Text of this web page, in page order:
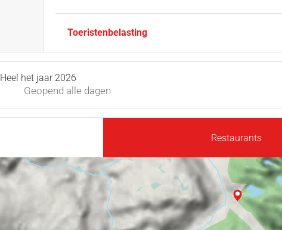
Toeristenbelasting
Heel het jaar 2026
Geopend alle dagen
Restaurants